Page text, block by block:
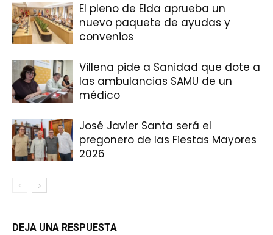
El pleno de Elda aprueba un
nuevo paquete de ayudas y
convenios
Villena pide a Sanidad que dote a
las ambulancias SAMU de un
médico
José Javier Santa será el
pregonero de las Fiestas Mayores
2026
DEJA UNA RESPUESTA